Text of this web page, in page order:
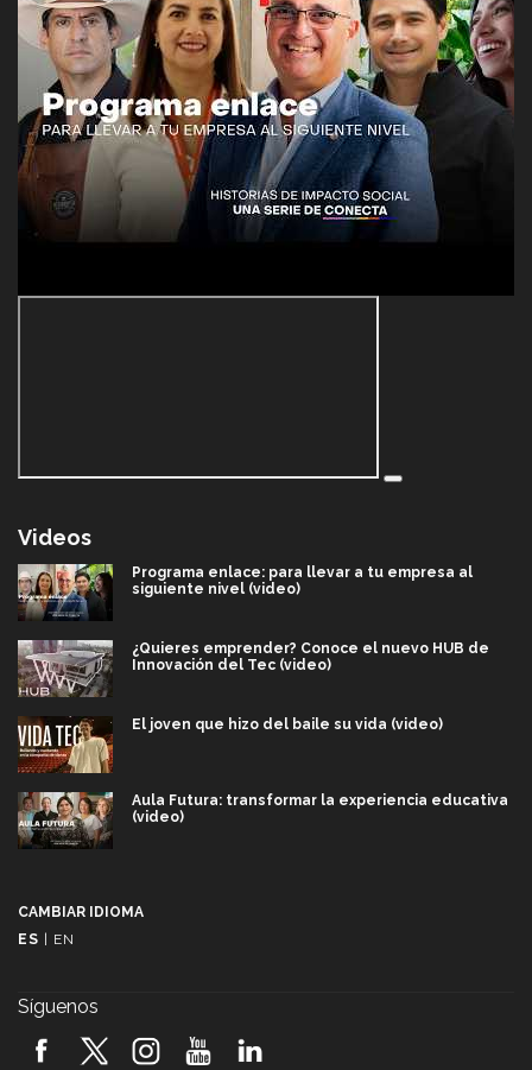
Videos
Programa enlace: para llevar a tu empresa al
siguiente nivel (video)
¿Quieres emprender? Conoce el nuevo HUB de
Innovación del Tec (video)
El joven que hizo del baile su vida (video)
Aula Futura: transformar la experiencia educativa
(video)
2026! (video)
CAMBIAR IDIOMA
ES
EN
Síguenos